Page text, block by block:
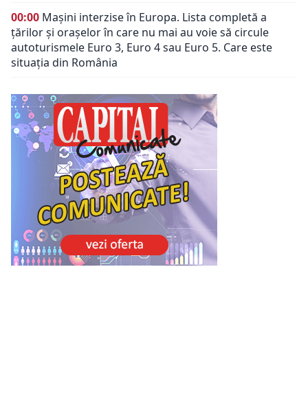
00:00 Mașini interzise în Europa. Lista completă a
țărilor și orașelor în care nu mai au voie să circule
autoturismele Euro 3, Euro 4 sau Euro 5. Care este
situația din România